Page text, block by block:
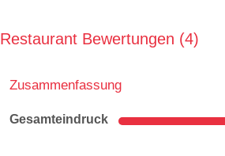
Restaurant Bewertungen 4
Zusammenfassung
Gesamteindruck